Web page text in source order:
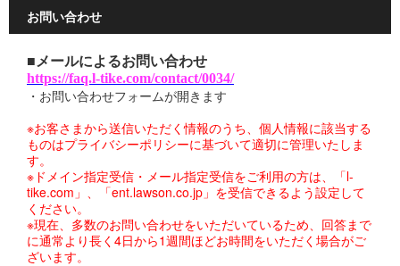
お問い合わせ
■メールによるお問い合わせ
https://faq.l-tike.com/contact/0034/
・お問い合わせフォームが開きます
※お客さまから送信いただく情報のうち、個人情報に該当する
ものはプライバシーポリシーに基づいて適切に管理いたしま
す。
※ドメイン指定受信・メール指定受信をご利用の方は、「l-
tike.com」、「ent.lawson.co.jp」を受信できるよう設定して
ください。
※現在、多数のお問い合わせをいただいているため、回答まで
に通常より長く4日から1週間ほどお時間をいただく場合がご
ざいます。